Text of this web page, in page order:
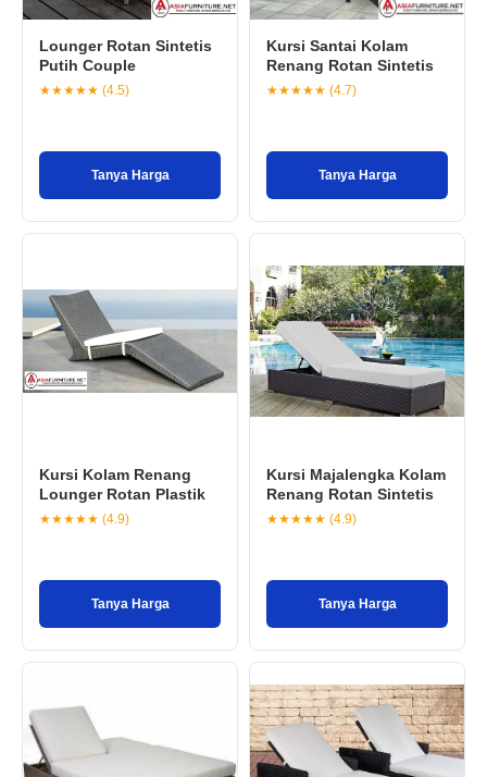
Lounger Rotan Sintetis
Putih Couple
★★★★★ (4.5)
Tanya Harga
Kursi Santai Kolam
Renang Rotan Sintetis
★★★★★ (4.7)
Tanya Harga
Kursi Kolam Renang
Lounger Rotan Plastik
★★★★★ (4.9)
Tanya Harga
Kursi Majalengka Kolam
Renang Rotan Sintetis
★★★★★ (4.9)
Tanya Harga